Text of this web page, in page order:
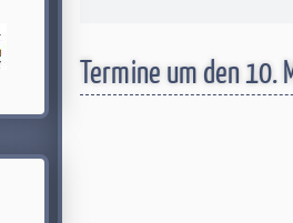
Termine um den 10.